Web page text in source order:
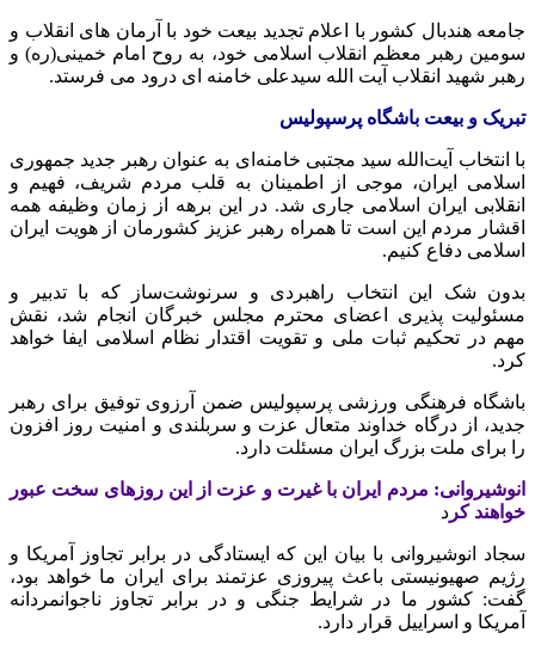
جامعه هندبال کشور با اعلام تجدید بیعت خود با آرمان های انقلاب و
سومین رهبر معظم انقلاب اسلامی خود، به روح امام خمینی(ره) و
رهبر شهید انقلاب آیت الله سیدعلی خامنه ای درود می فرستد.
تبریک و بیعت باشگاه پرسپولیس
با انتخاب آیت‌الله سید مجتبی خامنه‌ای به عنوان رهبر جدید جمهوری
اسلامی ایران، موجی از اطمینان به قلب مردم شریف، فهیم و
انقلابی ایران اسلامی جاری شد. در این برهه از زمان وظیفه همه
اقشار مردم این است تا همراه رهبر عزیز کشورمان از هویت ایران
اسلامی دفاع کنیم.
بدون شک این انتخاب راهبردی و سرنوشت‌ساز که با تدبیر و
مسئولیت پذیری اعضای محترم مجلس خبرگان انجام شد، نقش
مهم در تحکیم ثبات ملی و تقویت اقتدار نظام اسلامی ایفا خواهد
کرد.
باشگاه فرهنگی ورزشی پرسپولیس ضمن آرزوی توفیق برای رهبر
جدید، از درگاه خداوند متعال عزت و سربلندی و امنیت روز افزون
را برای ملت بزرگ ایران مسئلت دارد.
انوشیروانی: مردم ایران با غیرت و عزت از این روزهای سخت عبور
خواهند کر د
سجاد انوشیروانی با بیان این که ایستادگی در برابر تجاوز آمریکا و
رژیم صهیونیستی باعث پیروزی عزتمند برای ایران ما خواهد بود،
گفت: کشور ما در شرایط جنگی و در برابر تجاوز ناجوانمردانه
آمریکا و اسراییل قرار دارد.